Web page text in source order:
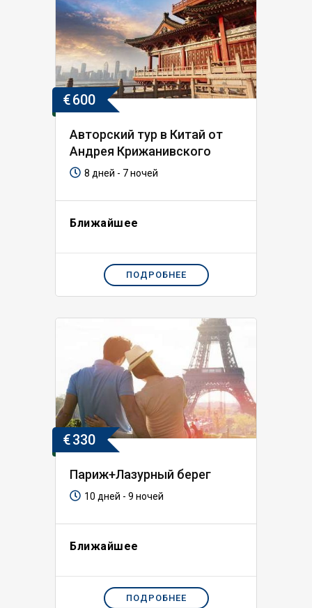
€600
Авторский тур в Китай от
Андрея Крижанивского
8 дней - 7 ночей
Ближайшее
ПОДРОБНЕЕ
€330
Париж+Лазурный берег
10 дней - 9 ночей
Ближайшее
ПОДРОБНЕЕ